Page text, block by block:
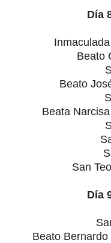
Día
Beato
Beato
Beata
San
Día
Beato